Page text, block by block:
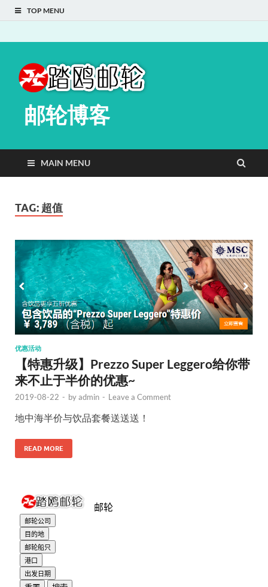
TOP MENU
邮轮博客
MAIN MENU
TAG: 超值
优惠活动
【特惠升级】Prezzo Super Leggero给你带
来不止于半价的优惠~
2019-08-22 - byadmin - Leave a Comment
地中海半价与饮品套餐送送送！
READ MORE